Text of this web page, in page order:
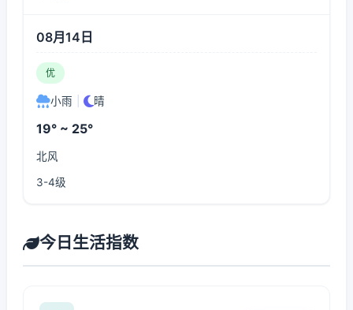
08月14日
优
小雨 晴
19° ~ 25°
北风
3-4级
今日生活指数